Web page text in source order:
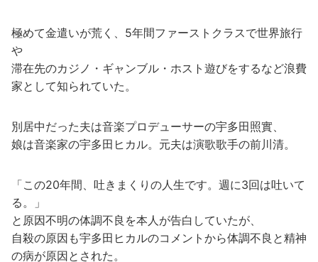
極めて金遣いが荒く、5年間ファーストクラスで世界旅行
や
滞在先のカジノ・ギャンブル・ホスト遊びをするなど浪費
家として知られていた。
別居中だった夫は音楽プロデューサーの宇多田照實、
娘は音楽家の宇多田ヒカル。元夫は演歌歌手の前川清。
「この20年間、吐きまくりの人生です。週に3回は吐いて
る。」
と原因不明の体調不良を本人が告白していたが、
自殺の原因も宇多田ヒカルのコメントから体調不良と精神
の病が原因とされた。